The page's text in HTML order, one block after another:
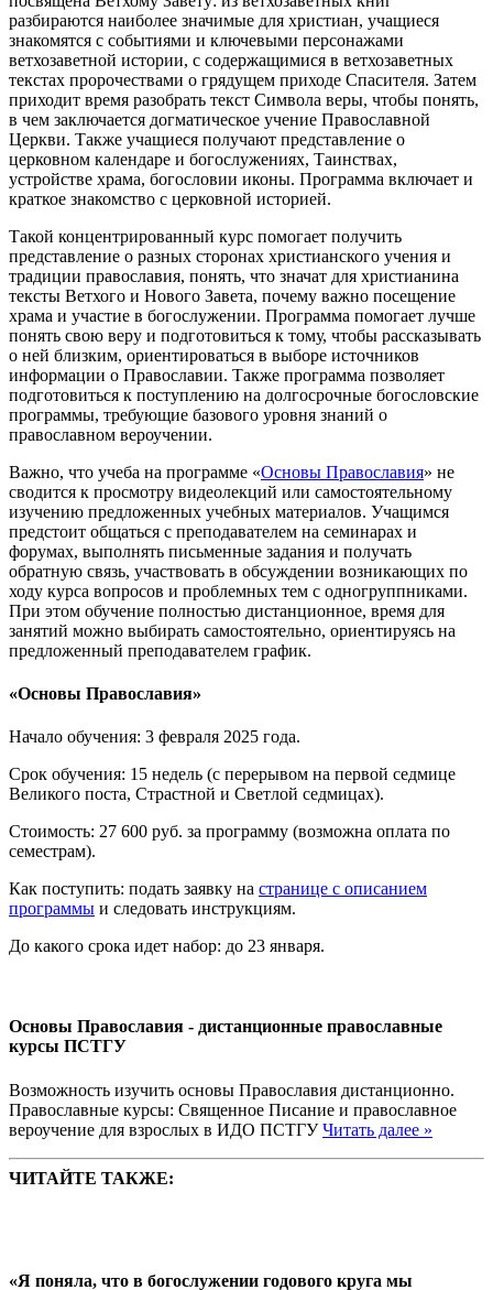
разбираются наиболее значимые для христиан, учащиеся
знакомятся с событиями и ключевыми персонажами
ветхозаветной истории, с содержащимися в ветхозаветных
текстах пророчествами о грядущем приходе Спасителя. Затем
приходит время разобрать текст Символа веры, чтобы понять,
в чем заключается догматическое учение Православной
Церкви. Также учащиеся получают представление о
церковном календаре и богослужениях, Таинствах,
устройстве храма, богословии иконы. Программа включает и
краткое знакомство с церковной историей.
Такой концентрированный курс помогает получить
представление о разных сторонах христианского учения и
традиции православия, понять, что значат для христианина
тексты Ветхого и Нового Завета, почему важно посещение
храма и участие в богослужении. Программа помогает лучше
понять свою веру и подготовиться к тому, чтобы рассказывать
о ней близким, ориентироваться в выборе источников
информации о Православии. Также программа позволяет
подготовиться к поступлению на долгосрочные богословские
программы, требующие базового уровня знаний о
православном вероучении.
Важно, что учеба на программе «Основы Православия» не
сводится к просмотру видеолекций или самостоятельному
изучению предложенных учебных материалов. Учащимся
предстоит общаться с преподавателем на семинарах и
форумах, выполнять письменные задания и получать
обратную связь, участвовать в обсуждении возникающих по
ходу курса вопросов и проблемных тем с одногруппниками.
При этом обучение полностью дистанционное, время для
занятий можно выбирать самостоятельно, ориентируясь на
предложенный преподавателем график.
«Основы Православия»
Начало обучения: 3 февраля 2025 года.
Срок обучения: 15 недель (с перерывом на первой седмице
Великого поста, Страстной и Светлой седмицах).
Стоимость: 27 600 руб. за программу (возможна оплата по
семестрам).
Как поступить: подать заявку на странице с описанием
программы и следовать инструкциям.
До какого срока идет набор: до 23 января.
Основы Православия - дистанционные православные
курсы ПСТГУ
Возможность изучить основы Православия дистанционно.
Православные курсы: Священное Писание и православное
вероучение для взрослых в ИДО ПСТГУЧитать далее »
ЧИТАЙТЕ ТАКЖЕ:
«Я поняла, что в богослужении годового круга мы